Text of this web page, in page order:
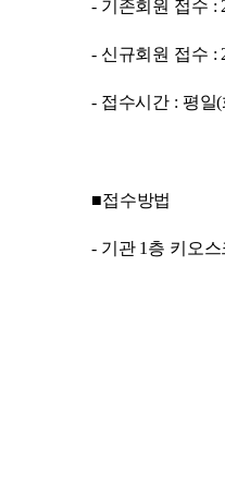
- 기존회원 접수 :
- 신규회원 접수 :
- 접수시간 : 평일(
■접수방법
- 기관 1층 키오